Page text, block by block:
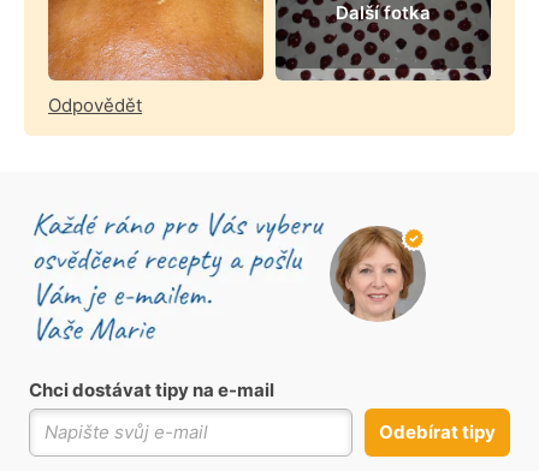
Další fotka
Odpovědět
Chci dostávat tipy na e-mail
Odebírat tipy